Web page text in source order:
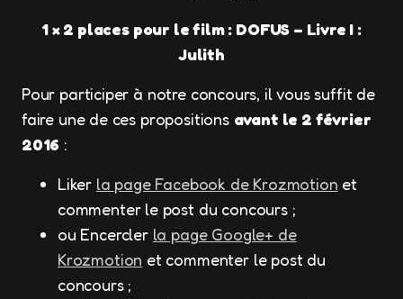
1 × 2 places pour le film : DOFUS – Livre I :
Julith
Pour participer à notre concours, il vous suffit de
faire une de ces propositions avant le 2 février
2016 :
Liker la page Facebook de Krozmotion et
commenter le post du concours ;
ou Encercler la page Google+ de
Krozmotion et commenter le post du
concours ;